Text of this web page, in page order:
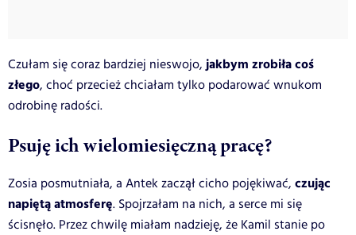
Czułam się coraz bardziej nieswojo,jakbym zrobiła coś
złego, choć przecież chciałam tylko podarować wnukom
odrobinę radości.
Psuję ich wielomiesięczną pracę?
Zosia posmutniała, a Antek zaczął cicho pojękiwać, czując
napiętą atmosferę. Spojrzałam na nich, a serce mi się
ścisnęło. Przez chwilę miałam nadzieję, że Kamil stanie po